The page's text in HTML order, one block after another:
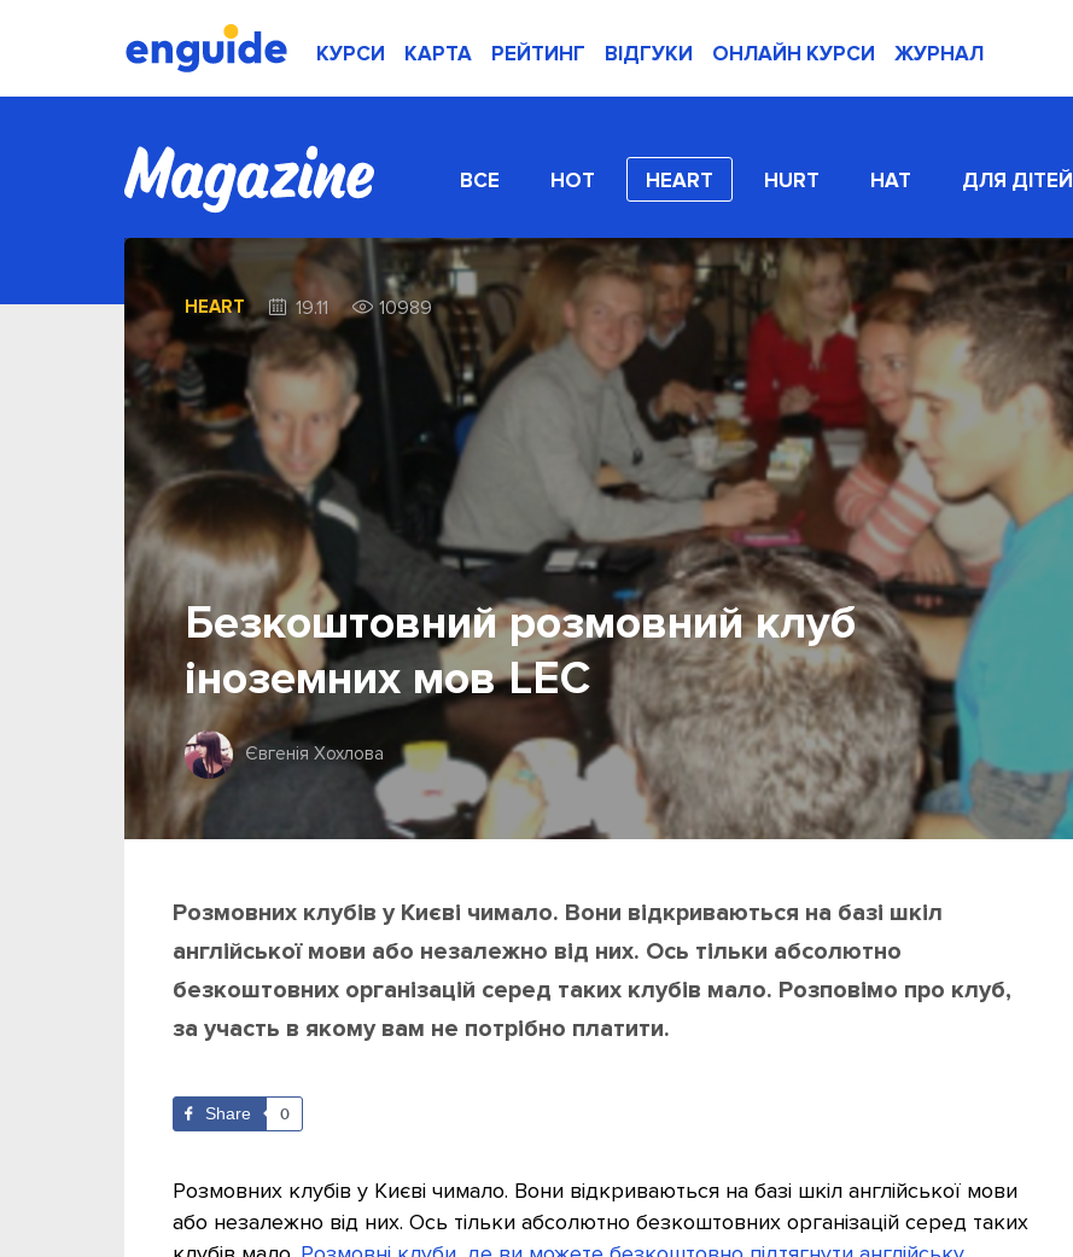
КУРСИ КАРТА РЕЙТИНГ ВІДГУКИ ОНЛАЙН КУРСИ ЖУРНАЛ
ВСЕ HOT HEART HURT HAT ДЛЯ ДІТЕЙ
HEART 19.11 10989
Безкоштовний розмовний клуб
іноземних мов LEC
Євгенія Хохлова
Розмовних клубів у Києві чимало. Вони відкриваються на базі шкіл
англійської мови або незалежно від них. Ось тільки абсолютно
безкоштовних організацій серед таких клубів мало. Розповімо про клуб,
за участь в якому вам не потрібно платити.
Share 0
Розмовних клубів у Києві чимало. Вони відкриваються на базі шкіл англійської мови
або незалежно від них. Ось тільки абсолютно безкоштовних організацій серед таких